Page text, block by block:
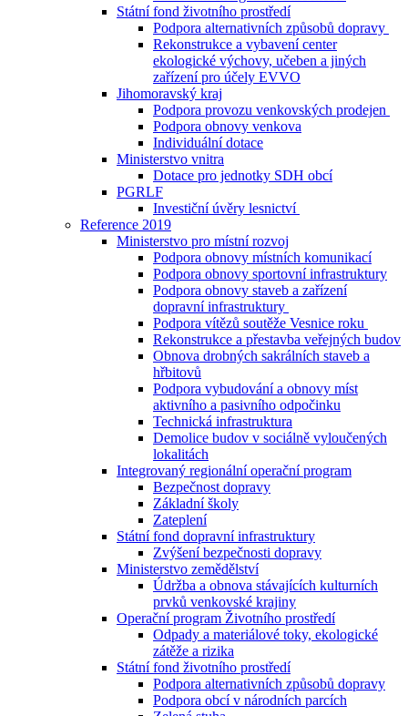
Státní fond životního prostředí
Podpora alternativních způsobů dopravy
Rekonstrukce a vybavení center
ekologické výchovy, učeben a jiných
zařízení pro účely EVVO
Jihomoravský kraj
Podpora provozu venkovských prodejen
Podpora obnovy venkova
Individuální dotace
Ministerstvo vnitra
Dotace pro jednotky SDH obcí
PGRLF
Investiční úvěry lesnictví
Reference 2019
Ministerstvo pro místní rozvoj
Podpora obnovy místních komunikací
Podpora obnovy sportovní infrastruktury
Podpora obnovy staveb a zařízení
dopravní infrastruktury
Podpora vítězů soutěže Vesnice roku
Rekonstrukce a přestavba veřejných budov
Obnova drobných sakrálních staveb a
hřbitovů
Podpora vybudování a obnovy míst
aktivního a pasivního odpočinku
Technická infrastruktura
Demolice budov v sociálně vyloučených
lokalitách
Integrovaný regionální operační program
Bezpečnost dopravy
Základní školy
Zateplení
Státní fond dopravní infrastruktury
Zvýšení bezpečnosti dopravy
Ministerstvo zemědělství
Údržba a obnova stávajících kulturních
prvků venkovské krajiny
Operační program Životního prostředí
Odpady a materiálové toky, ekologické
zátěže a rizika
Státní fond životního prostředí
Podpora alternativních způsobů dopravy
Podpora obcí v národních parcích